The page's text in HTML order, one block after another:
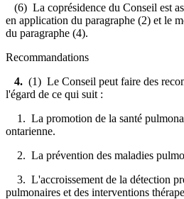
(6) La coprésidence du Conseil est
en application du paragraphe (2) et le
du paragraphe (4).
Recommandations
4. (1) Le Conseil peut faire des
l'égard de ce qui suit :
1. La promotion de la santé
ontarienne.
2. La prévention des maladies
3. L'accroissement de la détection
pulmonaires et des interventions